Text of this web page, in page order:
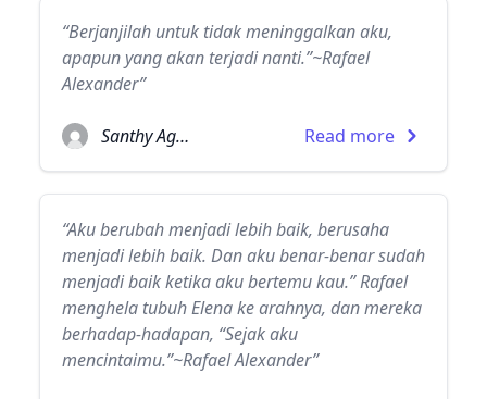
“Berjanjilah untuk tidak meninggalkan aku,
apapun yang akan terjadi nanti.”~Rafael
Alexander”
Santhy Agatha Read more
“Aku berubah menjadi lebih baik, berusaha
menjadi lebih baik. Dan aku benar-benar sudah
menjadi baik ketika aku bertemu kau.” Rafael
menghela tubuh Elena ke arahnya, dan mereka
berhadap-hadapan, “Sejak aku
mencintaimu.”~Rafael Alexander”